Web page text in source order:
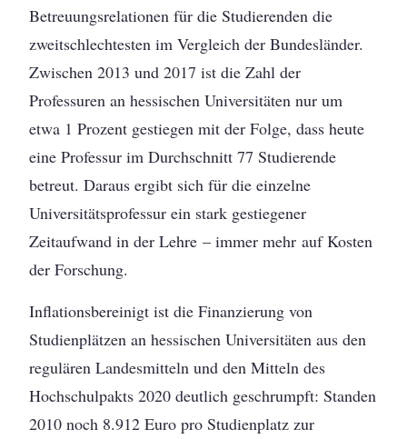
Betreuungsrelationen für die Studierenden die
zweitschlechtesten im Vergleich der Bundesländer.
Zwischen 2013 und 2017 ist die Zahl der
Professuren an hessischen Universitäten nur um
etwa 1 Prozent gestiegen mit der Folge, dass heute
eine Professur im Durchschnitt 77 Studierende
betreut. Daraus ergibt sich für die einzelne
Universitätsprofessur ein stark gestiegener
Zeitaufwand in der Lehre – immer mehr auf Kosten
der Forschung.
Inflationsbereinigt ist die Finanzierung von
Studienplätzen an hessischen Universitäten aus den
regulären Landesmitteln und den Mitteln des
Hochschulpakts 2020 deutlich geschrumpft: Standen
2010 noch 8.912 Euro pro Studienplatz zur